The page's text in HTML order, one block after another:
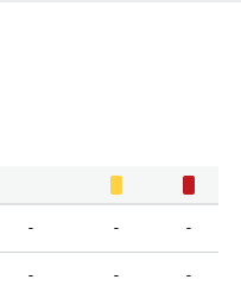
- - -
- - -